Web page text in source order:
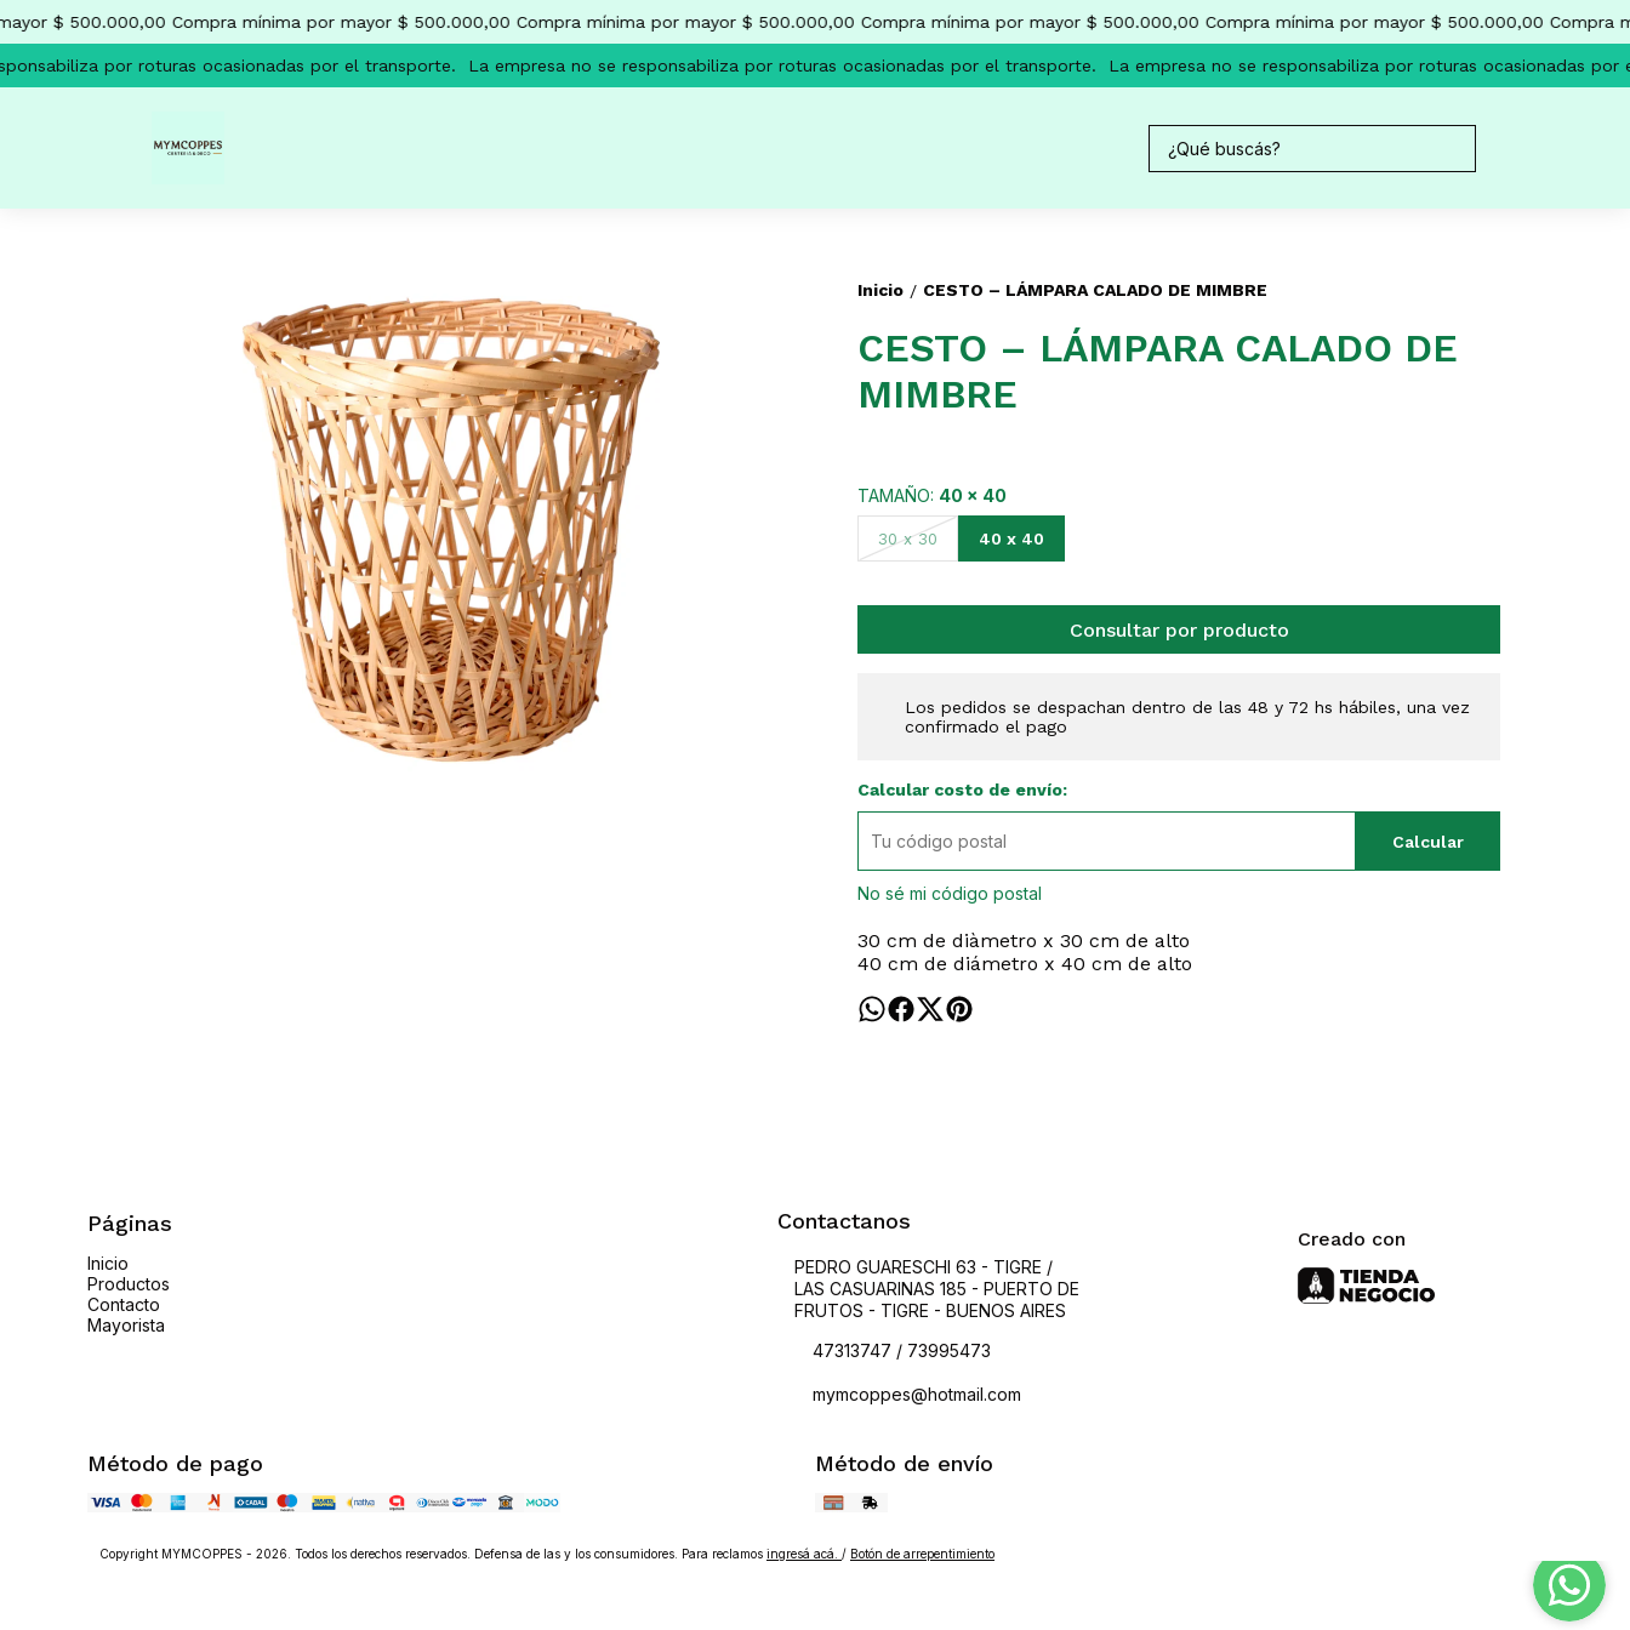
$ 500.000,00 Compra mínima por mayor $ 500.000,00 Compra mínima por mayor $ 500.000,00 Compra mínima por mayor $ 500.000,00 Compra mínima por mayor $ 500.000,00 Compra
por roturas ocasionadas por el transporte. La empresa no se responsabiliza por roturas ocasionadas por el transporte. La empresa no se responsabiliza por roturas ocasionadas por
Inicio / CESTO – LÁMPARA CALADO DE MIMBRE
CESTO – LÁMPARA CALADO DE
MIMBRE
TAMAÑO: 40 x 40
30 x 30 40 x 40
Consultar por producto
Los pedidos se despachan dentro de las 48 y 72 hs hábiles, una vez
confirmado el pago
Calcular costo de envío:
Calcular
No sé mi código postal
30 cm de diàmetro x 30 cm de alto
40 cm de diámetro x 40 cm de alto
Páginas
Inicio
Productos
Contacto
Mayorista
Contactanos
PEDRO GUARESCHI 63 - TIGRE /
LAS CASUARINAS 185 - PUERTO DE
FRUTOS - TIGRE - BUENOS AIRES
47313747 / 73995473
mymcoppes@hotmail.com
Creado con
Método de pago Método de envío
Copyright MYMCOPPES - 2026. Todos los derechos reservados. Defensa de las y los consumidores. Para reclamos ingresá acá. / Botón de arrepentimiento